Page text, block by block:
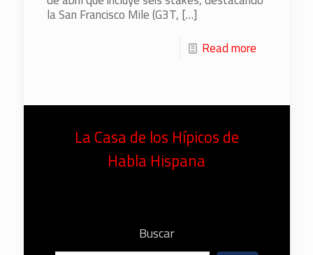
la San Francisco Mile (G3T, […]
Read more
La Casa de los Hípicos de
Habla Hispana
Buscar